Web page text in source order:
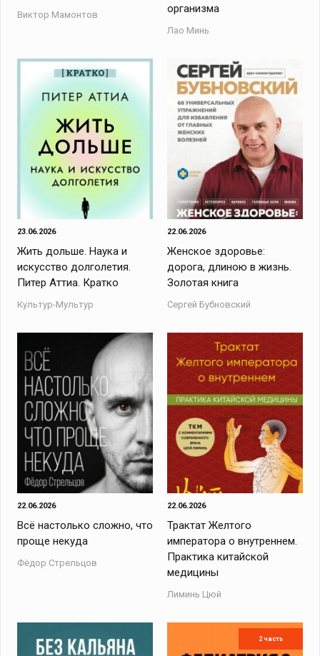
Виктор Мамонтов организма
Лао Минь
23.06.2026
Жить дольше. Наука и
искусство долголетия.
Питер Аттиа. Кратко
Культур-Мультур
22.06.2026
Женское здоровье:
дорога, длиною в жизнь.
Золотая книга
Сергей Бубновский
22.06.2026
Всё настолько сложно, что
проще некуда
Фёдор Стрельцов
22.06.2026
Трактат Желтого
императора о внутреннем.
Практика китайской
медицины
Лиминь Цюй
2 часть